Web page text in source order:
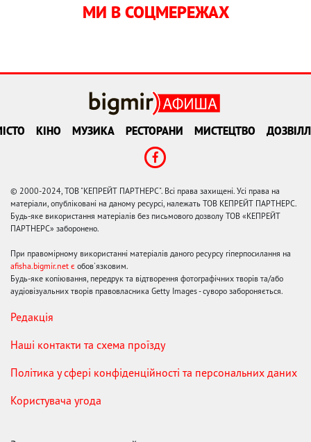
МИ В СОЦМЕРЕЖАХ
КІНО МУЗИКА РЕСТОРАНИ МИСТЕЦТВО
© 2000-2024, ТОВ "КЕПРЕЙТ ПАРТНЕРС". Всі права захищені. Усі права на
матеріали, опубліковані на даному ресурсі, належать ТОВ КЕПРЕЙТ ПАРТНЕРС.
Будь-яке використання матеріалів без письмового дозволу ТОВ «КЕПРЕЙТ
ПАРТНЕРС» заборонено.
При правомірному використанні матеріалів даного ресурсу гіперпосилання на
afisha.bigmir.net є обов'язковим.
Будь-яке копіювання, передрук та відтворення фотографічних творів та/або
аудіовізуальних творів правовласника Getty Images - суворо забороняється.
Редакція
Наші контакти та схема проїзду
Політика у сфері конфіденційності та персональних даних
Користувача угода